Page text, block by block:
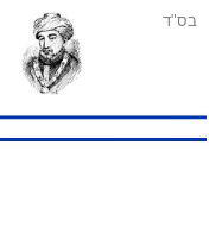
בס"ד
עזרה